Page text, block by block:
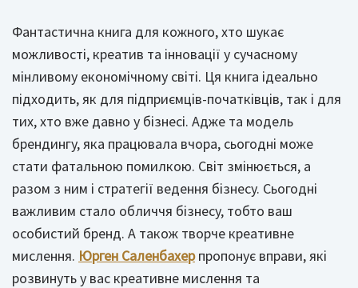
Фантастична книга для кожного, хто шукає
можливості, креатив та інновації у сучасному
мінливому економічному світі. Ця книга ідеально
підходить, як для підприємців-початківців, так і для
тих, хто вже давно у бізнесі. Адже та модель
брендингу, яка працювала вчора, сьогодні може
стати фатальною помилкою. Світ змінюється, а
разом з ним і стратегії ведення бізнесу. Сьогодні
важливим стало обличчя бізнесу, тобто ваш
особистий бренд. А також творче креативне
мислення. Юрген Саленбахерпропонує вправи, які
розвинуть у вас креативне мислення та